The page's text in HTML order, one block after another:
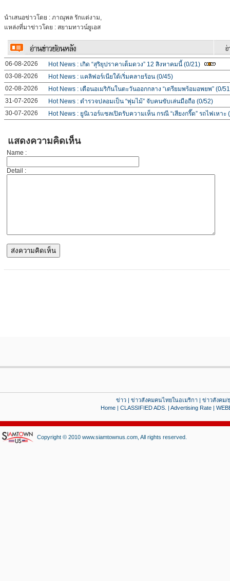
นำเสนอข่าวโดย : ภาณุพล รักแต่งาม,
แหล่งที่มาข่าวโดย : สยามทาวน์ยูเอส
06-08-2026
Hot News : เกิด “สุริยุปราคาเต็มดวง” 12 สิงหาคมนี้ (0/21)
03-08-2026
Hot News : แคลิฟอร์เนียใต้เริ่มคลายร้อน (0/45)
02-08-2026
Hot News : เตือนอเมริกันในตะวันออกกลาง “เตรียมพร้อมอพยพ” (0/
31-07-2026
Hot News : ตำรวจปลอมเป็น “พุ่มไม้” จับคนขับเล่นมือถือ (0/52)
30-07-2026
Hot News : ยูนิเวอร์แซลเปิดรับความเห็น กรณี “เสียงกรี๊ด” รถไฟเหาะ
แสดงความคิดเห็น
Name :
Detail :
ข่าว| ข่าวสังคมคนไทยในอเมริกา| ข่าวสังคม/
Home| CLASSIFIED ADS. Advertising Rate|
Copyright © 2010 www.siamtownus.com, All rights reserved.